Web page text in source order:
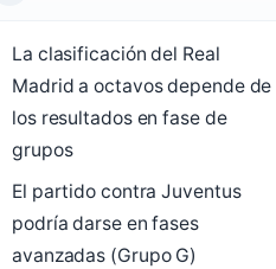
La clasificación del Real
Madrid a octavos depende de
los resultados en fase de
grupos
El partido contra Juventus
podría darse en fases
avanzadas (Grupo G)